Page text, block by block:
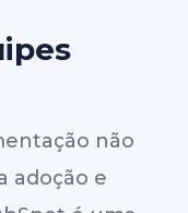
não
adoção e